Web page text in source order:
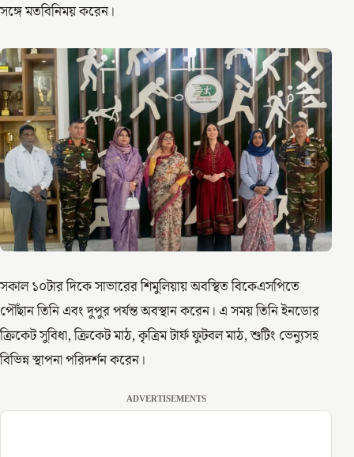
সঙ্গে মতবিনিময় করেন।
সকাল ১০টার দিকে সাভারের শিমুলিয়ায় অবস্থিত বিকেএসপিতে
পৌঁছান তিনি এবং দুপুর পর্যন্ত অবস্থান করেন। এ সময় তিনি ইনডোর
ক্রিকেট সুবিধা, ক্রিকেট মাঠ, কৃত্রিম টার্ফ ফুটবল মাঠ, শুটিং ভেন্যুসহ
বিভিন্ন স্থাপনা পরিদর্শন করেন।
ADVERTISEMENTS